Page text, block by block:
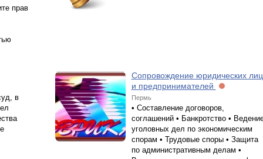
прав
в
Сопровождение юридических лиц
и предпринимателей
Пермь
• Составление договоров,
соглашений • Банкротство •
уголовных дел по экономическим
спорам • Трудовые споры • Защита
по административным делам •